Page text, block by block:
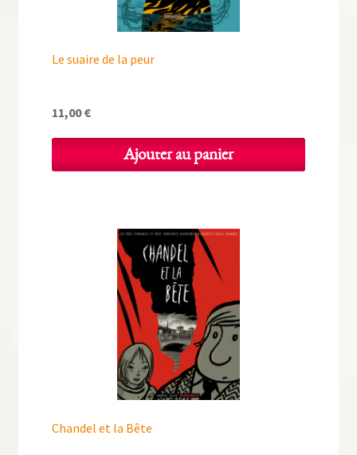
Le suaire de la peur
11,00€
Ajouter au panier
Chandel et la Bête